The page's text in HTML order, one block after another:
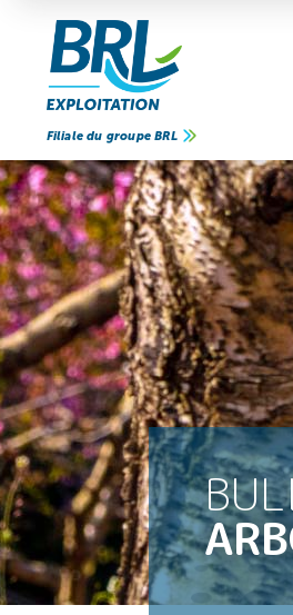
Filiale du groupe BRL